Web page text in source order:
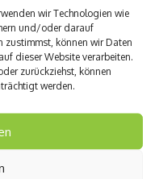
wir Technologien wie
und/oder darauf
zustimmst, können wir Daten
dieser Website verarbeiten.
zurückziehst, können
werden.
Dahin zu
Arbeit etwas zu
mehr Breitensportler zu
einen Teil der Arbeit